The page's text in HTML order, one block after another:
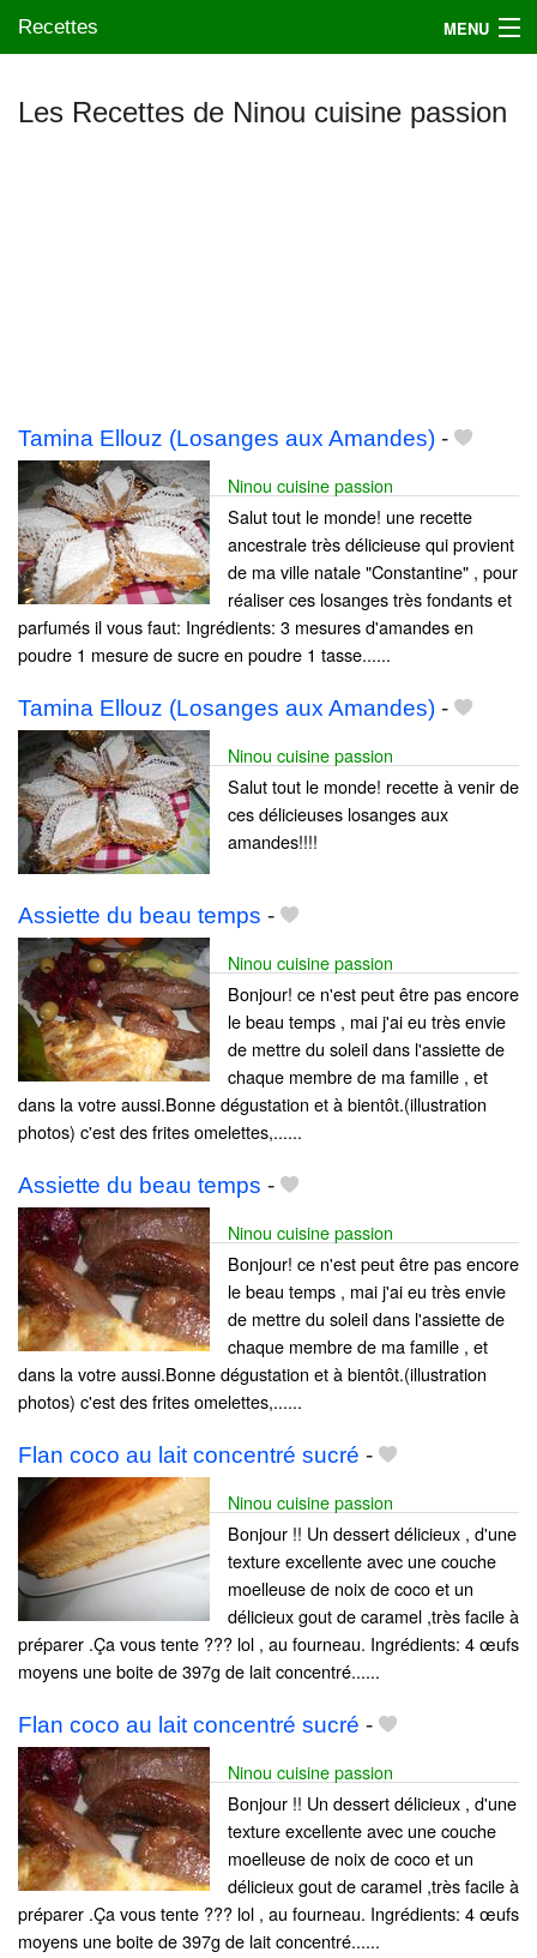
Recettes MENU
Les Recettes de Ninou cuisine passion
Tamina Ellouz (Losanges aux Amandes) -
Ninou cuisine passion
Salut tout le monde! une recette
ancestrale très délicieuse qui provient
de ma ville natale "Constantine" , pour
réaliser ces losanges très fondants et
parfumés il vous faut: Ingrédients: 3 mesures d'amandes en
poudre 1 mesure de sucre en poudre 1 tasse......
Tamina Ellouz (Losanges aux Amandes) -
Ninou cuisine passion
Salut tout le monde! recette à venir de
ces délicieuses losanges aux
amandes!!!!
Assiette du beau temps -
Ninou cuisine passion
Bonjour! ce n'est peut être pas encore
le beau temps , mai j'ai eu très envie
de mettre du soleil dans l'assiette de
chaque membre de ma famille , et
dans la votre aussi.Bonne dégustation et à bientôt.(illustration
photos) c'est des frites omelettes,......
Assiette du beau temps -
Ninou cuisine passion
Bonjour! ce n'est peut être pas encore
le beau temps , mai j'ai eu très envie
de mettre du soleil dans l'assiette de
chaque membre de ma famille , et
dans la votre aussi.Bonne dégustation et à bientôt.(illustration
photos) c'est des frites omelettes,......
Flan coco au lait concentré sucré -
Ninou cuisine passion
Bonjour !! Un dessert délicieux , d'une
texture excellente avec une couche
moelleuse de noix de coco et un
délicieux gout de caramel ,très facile à
préparer .Ça vous tente ??? lol , au fourneau. Ingrédients: 4 œufs
moyens une boite de 397g de lait concentré......
Flan coco au lait concentré sucré -
Ninou cuisine passion
Bonjour !! Un dessert délicieux , d'une
texture excellente avec une couche
moelleuse de noix de coco et un
délicieux gout de caramel ,très facile à
préparer .Ça vous tente ??? lol , au fourneau. Ingrédients: 4 œufs
moyens une boite de 397g de lait concentré......